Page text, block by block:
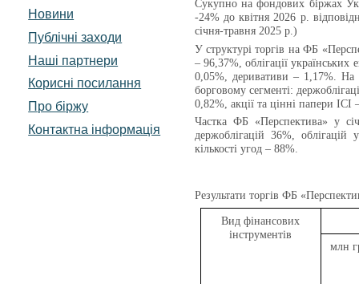
Новини
Публічні заходи
Наші партнери
Корисні посилання
Про біржу
Контактна інформація
Сукупно на фондових біржах
-24% до квітня 2026 р.
січня-травня2025 р.)
У структурі торгів наФБ
– 96,37%, облігації українських
0,05%, деривативи – 1,17%. На
борговому сегменті:
0,82%, акції та цінні папери
Частка ФБ «Перспектива» у
держоблігацій 36%,
кількості угод – 88%.
Результати торгів ФБ
Вид фінансових
інструментів
млн